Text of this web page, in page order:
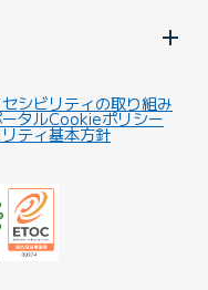
シビリティの取り組み
タルCookieポリシー
ティ基本方針